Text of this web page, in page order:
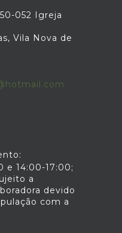
052 Igreja
Vila Nova de
e 14:00-17:00;
a
devido
com a